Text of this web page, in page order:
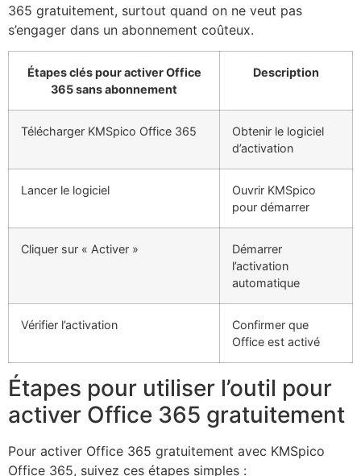
365 gratuitement, surtout quand on ne veut pas
s’engager dans un abonnement coûteux.
Étapes clés pour activer Office
365 sans abonnement
Description
Télécharger KMSpico Office 365
Obtenir le logiciel
d’activation
Lancer le logiciel
Ouvrir KMSpico
pour démarrer
Cliquer sur « Activer »
Démarrer
l’activation
automatique
Vérifier l’activation
Confirmer que
Office est activé
Étapes pour utiliser l’outil pour
activer Office 365 gratuitement
Pour activer Office 365 gratuitement avec KMSpico
Office 365, suivez ces étapes simples :